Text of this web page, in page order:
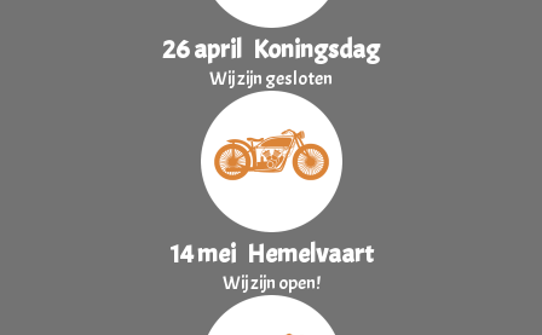
26 april Koningsdag
Wij zijn gesloten
14 mei Hemelvaart
Wij zijn open!